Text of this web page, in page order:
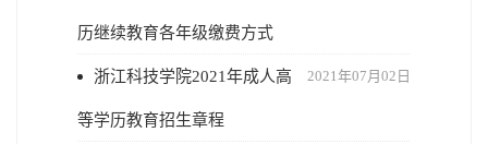
历继续教育各年级缴费方式
2021年07月02日
浙江科技学院2021年成人高
等学历教育招生章程